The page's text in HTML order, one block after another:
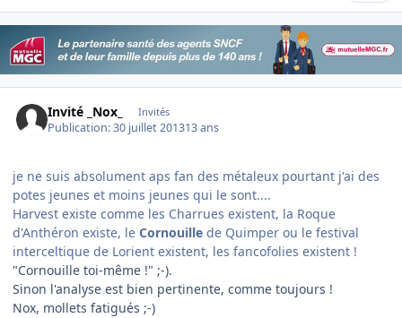
Invité _Nox_ Invités
Publication:30 juillet 201313 ans
je ne suis absolument aps fan des métaleux pourtant j'ai des
potes jeunes et moins jeunes qui le sont....
Harvest existe comme les Charrues existent, la Roque
d'Anthéron existe, le Cornouille de Quimper ou le festival
interceltique de Lorient existent, les fancofolies existent !
"Cornouille toi-même !" ;-).
Sinon l'analyse est bien pertinente, comme toujours !
Nox, mollets fatigués ;-)